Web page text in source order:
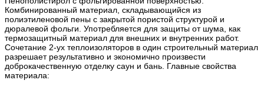
Комбинированный материал, складывающийся из
полиэтиленовой пены с закрытой пористой структурой и
дюралевой фольги. Употребляется для защиты от шума, как
термозащитный материал для внешних и внутренних работ.
Сочетание 2-ух теплоизоляторов в один строительный материал
разрешает результативно и экономично произвести
доброкачественную отделку саун и бань. Главные свойства
материала: